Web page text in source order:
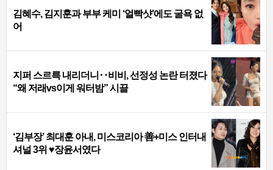
김혜수, 김지훈과 부부 케미 ‘얼빡샷’에도 굴욕 없
어
지퍼 스르륵 내리더니‥비비, 선정성 논란 터졌다
“왜 저래vs이게 워터밤” 시끌
‘김부장’ 최대훈 아내, 미스코리아 善+미스 인터내
셔널 3위 ♥장윤서였다